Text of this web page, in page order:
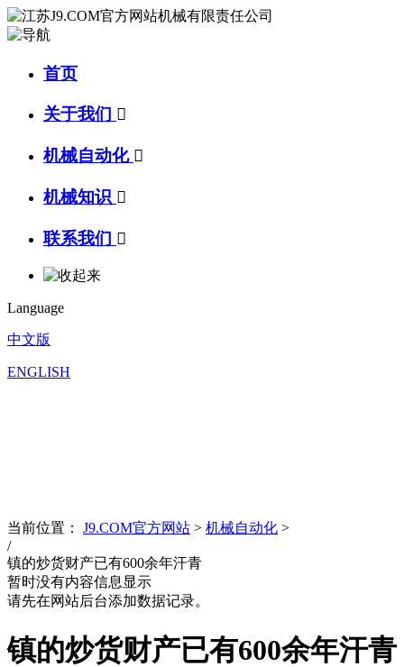
首页
关于我们 
机械自动化 
机械知识 
联系我们 
Language
中文版
ENGLISH
当前位置： J9.COM官方网站 > 机械自动化 >
/
镇的炒货财产已有600余年汗青
暂时没有内容信息显示
请先在网站后台添加数据记录。
镇的炒货财产已有600余年汗青